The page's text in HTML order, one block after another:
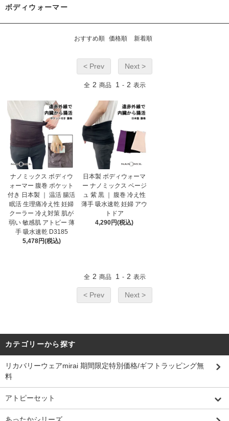
ボディウォーマー
おすすめ順 価格順 新着順
< Prev Next >
全 2 商品 1 - 2 表示
ナノミックス ボディウ
ォーマー 腹巻 ポケット
付き 日本製 ｜ 温活 腸活
眠活 生理痛冷え性 妊婦
クーラー 冷え対策 肌が
弱い 敏感肌 アトピー 薄
手 吸水速乾 D3185
5,478円(税込)
日本製 ボディウォーマ
ー ナノミックス ベージ
ュ 紫 黒 ｜ 腹巻 冷え性
薄手 吸水速乾 妊婦 アウ
トドア
4,290円(税込)
全 2 商品 1 - 2 表示
< Prev Next >
カテゴリーから探す
リカバリーウェアmirai 期間限定特別価格/ギフトラッピング無
料
アトピーセット